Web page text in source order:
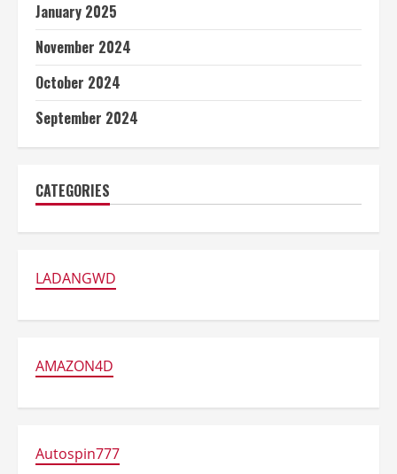
January 2025
November 2024
October 2024
September 2024
CATEGORIES
LADANGWD
AMAZON4D
Autospin777